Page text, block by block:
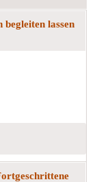
lassen